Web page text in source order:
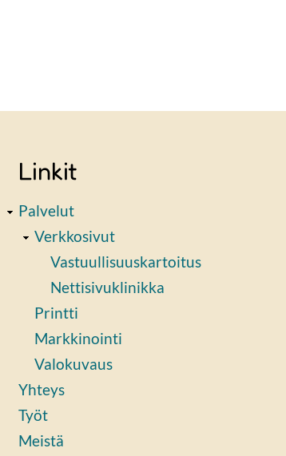
Linkit
Palvelut
Verkkosivut
Vastuullisuuskartoitus
Nettisivuklinikka
Printti
Markkinointi
Valokuvaus
Yhteys
Työt
Meistä